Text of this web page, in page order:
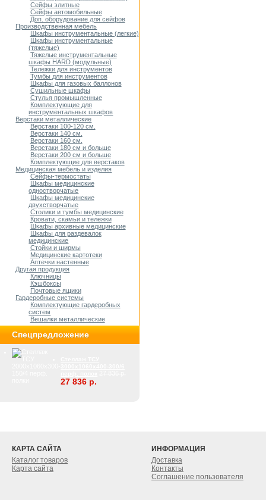
Сейфы элитные
Cейфы автомобильные
Доп. оборудование для сейфов
Производственная мебель
Шкафы инструментальные (легкие)
Шкафы инструментальные
(тяжелые)
Тяжелые инструментальные
шкафы HARD (модульные)
Тележки для инструментов
Тумбы для инструментов
Шкафы для газовых баллонов
Сушильные шкафы
Стулья промышленные
Комплектующие для
инструментальных шкафов
Верстаки металлические
Верстаки 100-120 см.
Верстаки 140 см.
Верстаки 160 см.
Верстаки 180 см и больше
Верстаки 200 см и больше
Комплектующие для верстаков
Медицинская мебель и изделия
Сейфы-термостаты
Шкафы медицинские
одностворчатые
Шкафы медицинские
двухстворчатые
Столики и тумбы медицинские
Кровати, скамьи и тележки
Шкафы архивные медицинские
Шкафы для раздевалок
медицинские
Стойки и ширмы
Медицинские картотеки
Аптечки настенные
Другая продукция
Ключницы
Кэшбоксы
Почтовые ящики
Гардеробные системы
Комплектующие гардеробных
систем
Вешалки металлические
Спецпредложение
27 836 р.
КАРТА САЙТА
Каталог товаров
Карта сайта
ИНФОРМАЦИЯ
Доставка
Контакты
Соглашение пользователя